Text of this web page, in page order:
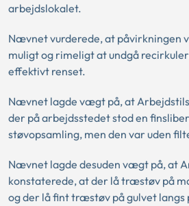
arbejdslokalet.
Nævnet vurderede, at påvirkningen
muligt og rimeligt at undgå
effektivt renset.
Nævnet lagde vægt på, at
der på arbejdsstedet stod en
støvopsamling, men den var uden
Nævnet lagde desuden vægt på, at
konstaterede, at der lå træstøv på
og der lå fint træstøv på gulvet langs